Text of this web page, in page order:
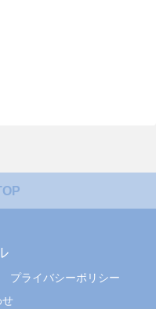
プライバシーポリシー
せ